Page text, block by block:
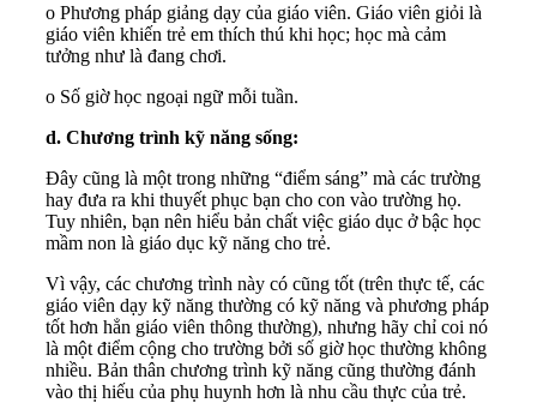
o Phương pháp giảng dạy của giáo viên. Giáo viên giỏi là
giáo viên khiến trẻ em thích thú khi học; học mà cảm
tưởng như là đang chơi.
o Số giờ học ngoại ngữ mỗi tuần.
d. Chương trình kỹ năng sống:
Đây cũng là một trong những “điểm sáng” mà các trường
hay đưa ra khi thuyết phục bạn cho con vào trường họ.
Tuy nhiên, bạn nên hiểu bản chất việc giáo dục ở bậc học
mầm non là giáo dục kỹ năng cho trẻ.
Vì vậy, các chương trình này có cũng tốt (trên thực tế, các
giáo viên dạy kỹ năng thường có kỹ năng và phương pháp
tốt hơn hẳn giáo viên thông thường), nhưng hãy chỉ coi nó
là một điểm cộng cho trường bởi số giờ học thường không
nhiều. Bản thân chương trình kỹ năng cũng thường đánh
vào thị hiếu của phụ huynh hơn là nhu cầu thực của trẻ.